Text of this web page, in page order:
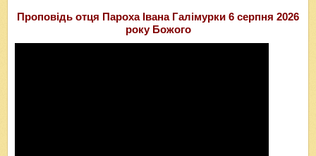
Проповідь отця Пароха Івана Галімурки 6 серпня 2026
року Божого